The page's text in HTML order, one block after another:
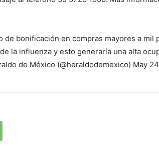
de bonificación en compras mayores a mil
la influenza y esto generaría una alta
de México (@heraldodemexico) May